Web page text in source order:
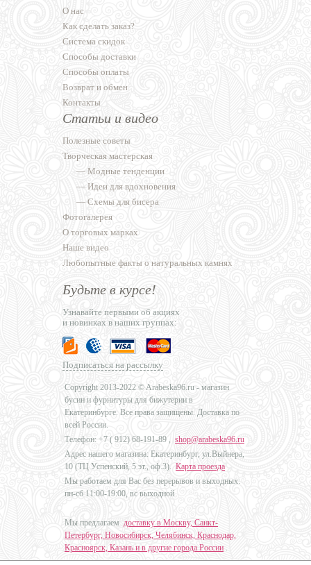
О нас
Как сделать заказ?
Система скидок
Способы доставки
Способы оплаты
Возврат и обмен
Контакты
Статьи и видео
Полезные советы
Творческая мастерская
— Модные тенденции
— Идеи для вдохновения
— Схемы для бисера
Фотогалерея
О торговых марках
Наше видео
Любопытные факты о натуральных камнях
Будьте в курсе!
Узнавайте первыми об акциях
и новинках в наших группах:
Подписаться на рассылку
Copyright 2013-2022 © Arabeska96.ru - магазин
бусин и фурнитуры для бижутерии в
Екатеринбурге. Все права защищены. Доставка по
всей России.
Телефон: +7 ( 912) 68-191-89 , shop@arabeska96.ru
Адрес нашего магазина: Екатеринбург, ул.Выйнера,
10 (ТЦ Успенский, 5 эт., оф.3). Карта проезда
Мы работаем для Вас без перерывов и выходных:
пн-сб 11:00-19:00, вс выходной
Мы предлагаем доставку в Москву, Санкт-
Петербург, Новосибирск, Челябинск, Краснодар,
Красноярск, Казань и в другие города России .